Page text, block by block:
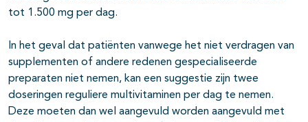
tot 1.500 mg per dag.
In het geval dat patiënten vanwege het niet verdragen van
supplementen of andere redenen gespecialiseerde
preparaten niet nemen, kan een suggestie zijn twee
doseringen reguliere multivitaminen per dag te nemen.
Deze moeten dan wel aangevuld worden aangevuld met